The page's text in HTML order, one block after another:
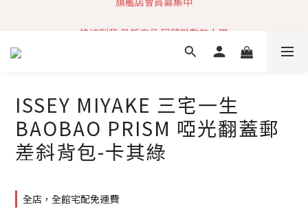
快速到貨 最新商品 回饋點數無上限
加入社群 獲取最新商品資訊
ISSEY MIYAKE 三宅一生
BAOBAO PRISM 啞光翻蓋郵
差斜背包-卡其綠
全店，全館宅配免運費